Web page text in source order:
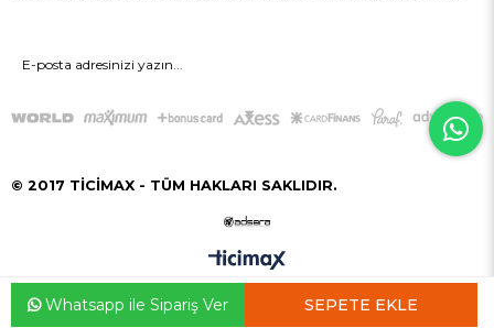
GÖNDER
© 2017 TİCİMAX - TÜM HAKLARI SAKLIDIR.
Favorilerim
Whatsapp ile Sipariş Ver